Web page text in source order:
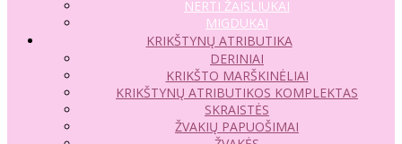
NERTI ŽAISLIUKAI
MIGDUKAI
KRIKŠTYNŲ ATRIBUTIKA
DERINIAI
KRIKŠTO MARŠKINĖLIAI
KRIKŠTYNŲ ATRIBUTIKOS KOMPLEKTAS
SKRAISTĖS
ŽVAKIŲ PAPUOŠIMAI